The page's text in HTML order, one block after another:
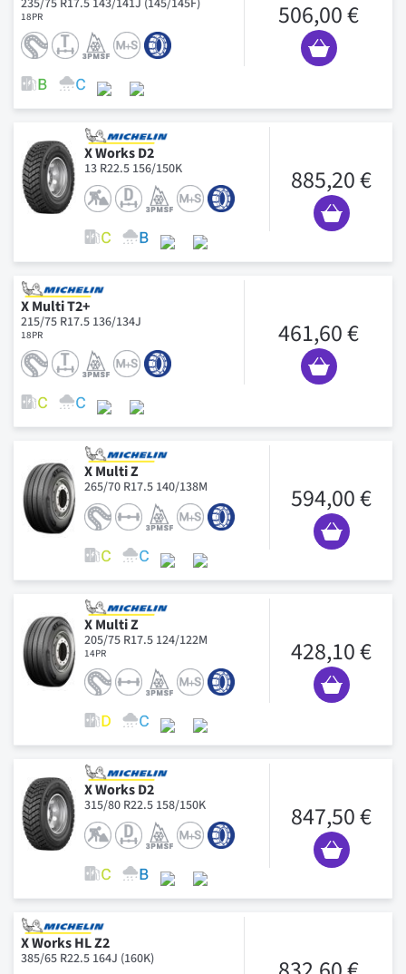
18PR 506,00 €
X Works D2
13 R22.5 156/150K 885,20 €
X Multi T2+
215/75 R17.5 136/134J
18PR 461,60 €
X Multi Z
265/70 R17.5 140/138M 594,00 €
X Multi Z
205/75 R17.5 124/122M
14PR 428,10 €
X Works D2
315/80 R22.5 158/150K 847,50 €
X Works HL Z2
385/65 R22.5 164J (160K)